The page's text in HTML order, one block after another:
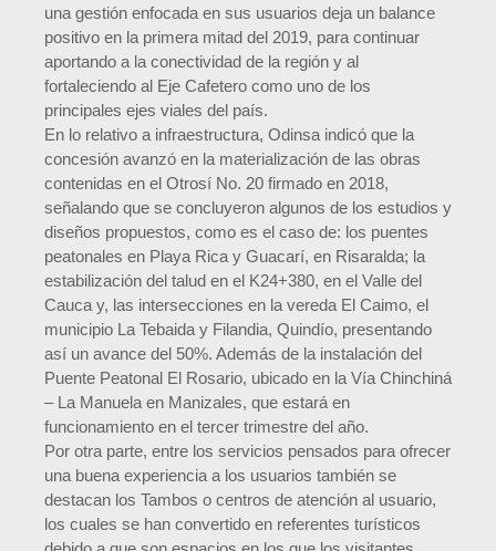
una gestión enfocada en sus usuarios deja un balance
positivo en la primera mitad del 2019, para continuar
aportando a la conectividad de la región y al
fortaleciendo al Eje Cafetero como uno de los
principales ejes viales del país.
En lo relativo a infraestructura, Odinsa indicó que la
concesión avanzó en la materialización de las obras
contenidas en el Otrosí No. 20 firmado en 2018,
señalando que se concluyeron algunos de los estudios y
diseños propuestos, como es el caso de: los puentes
peatonales en Playa Rica y Guacarí, en Risaralda; la
estabilización del talud en el K24+380, en el Valle del
Cauca y, las intersecciones en la vereda El Caimo, el
municipio La Tebaida y Filandia, Quindío, presentando
así un avance del 50%. Además de la instalación del
Puente Peatonal El Rosario, ubicado en la Vía Chinchiná
– La Manuela en Manizales, que estará en
funcionamiento en el tercer trimestre del año.
Por otra parte, entre los servicios pensados para ofrecer
una buena experiencia a los usuarios también se
destacan los Tambos o centros de atención al usuario,
los cuales se han convertido en referentes turísticos